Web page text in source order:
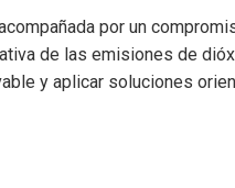
por un
de las emisiones de
y aplicar soluciones